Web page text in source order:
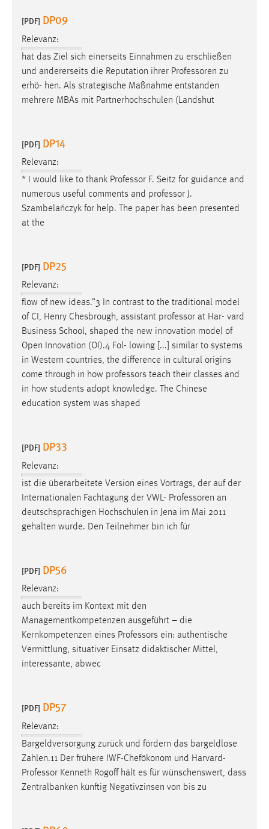
[PDF] DP09
Relevanz:
hat das Ziel sich einerseits Einnahmen zu erschließen
und andererseits die Reputation ihrer Professoren zu
erhö- hen. Als strategische Maßnahme entstanden
mehrere MBAs mit Partnerhochschulen (Landshut
[PDF] DP14
Relevanz:
* I would like to thank Professor F. Seitz for guidance and
numerous useful comments and professor J.
Szambelańczyk for help. The paper has been presented
at the
[PDF] DP25
Relevanz:
flow of new ideas.”3 In contrast to the traditional model
of CI, Henry Chesbrough, assistant professor at Har- vard
Business School, shaped the new innovation model of
Open Innovation (OI).4 Fol- lowing [...] similar to systems
in Western countries, the difference in cultural origins
come through in how professors teach their classes and
in how students adopt knowledge. The Chinese
education system was shaped
[PDF] DP33
Relevanz:
ist die überarbeitete Version eines Vortrags, der auf der
Internationalen Fachtagung der VWL- Professoren an
deutschsprachigen Hochschulen in Jena im Mai 2011
gehalten wurde. Den Teilnehmer bin ich für
[PDF] DP56
Relevanz:
auch bereits im Kontext mit den
Managementkompetenzen ausgeführt – die
Kernkompetenzen eines Professors ein: authentische
Vermittlung, situativer Einsatz didaktischer Mittel,
interessante, abwec
[PDF] DP57
Relevanz:
Bargeldversorgung zurück und fördern das bargeldlose
Zahlen.11 Der frühere IWF-Chefökonom und Harvard-
Professor Kenneth Rogoff hält es für wünschenswert, dass
Zentralbanken künftig Negativzinsen von bis zu
30 Tage
Chat
Name:
MibewSessionID, MIBEW_UserID, mibew_locale, mibew-
Wird benötigt um die Chatfunktion nutzen zu können.
Cookie Laufzeit:
MibewSessionID, mibew-chat-frame-style-
5e9dbeb1811c0446 = Sitzungslaufzeit, mibew_locale = 3
Jahre, MIBEW_UserID = 1 Jahr
Name:
Zweck:
Dieser Cookie ist notwendig um sich an der Website
einloggen zu können.
Cookie Laufzeit:
24 Stunden
STATISTIK
Diese Informationen helfen uns zu verstehen, wie
Matomo
Name:
_pk_ref, _pk_cvar, _pk_id, _pk_ses
Max. 13 Monate
MARKETING
Marketing Cookies werden von Drittanbietern
hinweg verfolgen.
Google Ads
Name:
_gcl_au
Anbieter: